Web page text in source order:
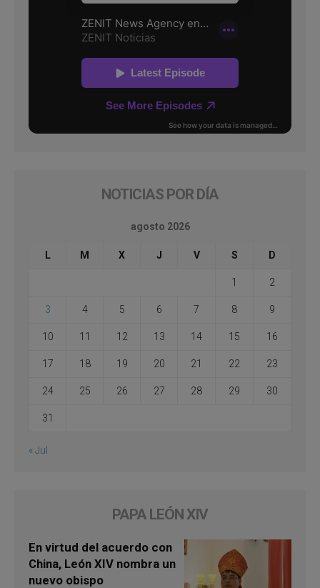
NOTICIAS POR DÍA
agosto 2026
L M X J V S D
1 2
3 4 5 6 7 8 9
10 11 12 13 14 15 16
17 18 19 20 21 22 23
24 25 26 27 28 29 30
31
« Jul
PAPA LEÓN XIV
En virtud del acuerdo con
China, León XIV nombra un
nuevo obispo